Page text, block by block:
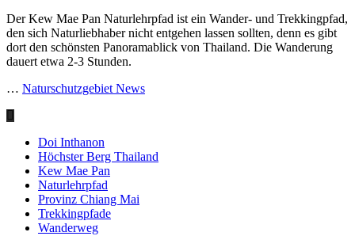
Der Kew Mae Pan Naturlehrpfad ist ein Wander- und Trekkingpfad,
den sich Naturliebhaber nicht entgehen lassen sollten, denn es gibt
dort den schönsten Panoramablick von Thailand. Die Wanderung
dauert etwa 2-3 Stunden.
… Naturschutzgebiet News
Doi Inthanon
Höchster Berg Thailand
Kew Mae Pan
Naturlehrpfad
Provinz Chiang Mai
Trekkingpfade
Wanderweg